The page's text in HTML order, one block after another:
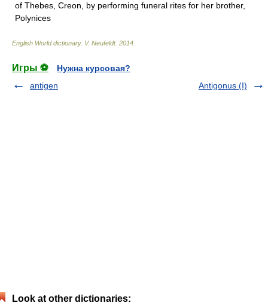
of Thebes, Creon, by performing funeral rites for her brother,
Polynices
English World dictionary. V. Neufeldt. 2014
Игры ⚽
Нужна курсовая?
antigen
Antigonus (I)
Look at other dictionaries: